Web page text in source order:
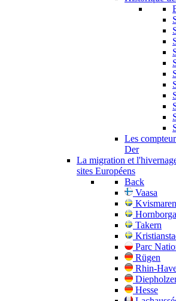
Les
Der
La migration et
sites Européens
Back
Vaasa
Kvismaren
Hornborga
Takern
Parc
Rügen
Rhin-
Hesse